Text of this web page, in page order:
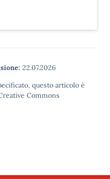
22.07.2026
questo articolo è
Commons